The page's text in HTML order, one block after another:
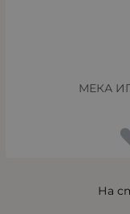
МЕКА
На